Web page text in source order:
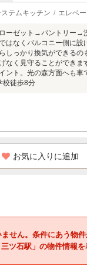
ステムキッチン エレベ
ゼット→パントリー→
なくバルコニー側に設
しっかり換気ができる
なく見守ることができ
ント。光の森方面へも
校徒歩8分
お気に入りに追加
せん。条件にあう物
ツ石駅」の物件情報を